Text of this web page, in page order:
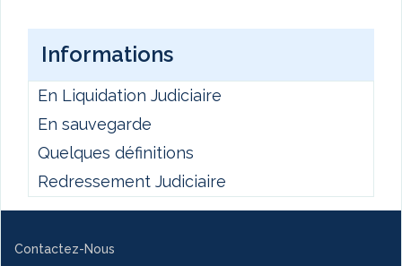
Informations
En Liquidation Judiciaire
En sauvegarde
Quelques définitions
Redressement Judiciaire
Contactez-Nous